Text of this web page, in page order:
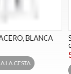
BLANCA
LA CESTA